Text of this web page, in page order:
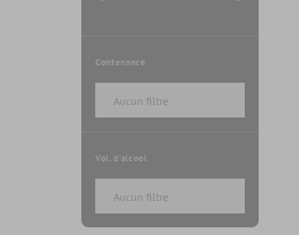
Contenance
Vol. d'alcool